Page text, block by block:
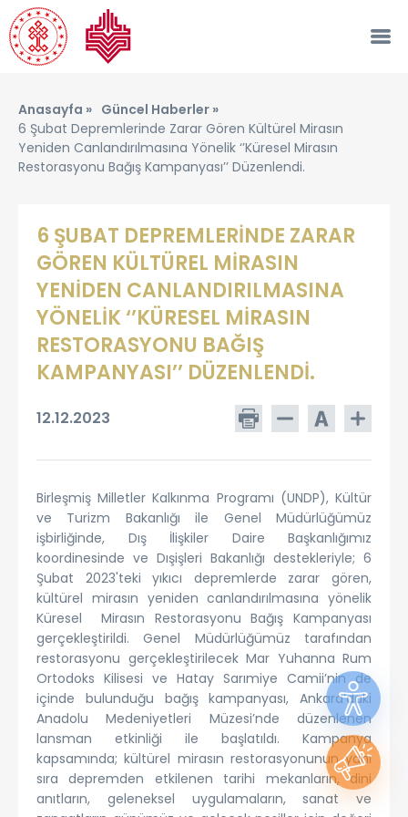
Anasayfa » Güncel Haberler »
6 Şubat Depremlerinde Zarar Gören Kültürel Mirasın
Yeniden Canlandırılmasına Yönelik ‘’küresel Mirasın
Restorasyonu Bağış Kampanyası’’ Düzenlendi.
6 ŞUBAT DEPREMLERİNDE ZARAR
GÖREN KÜLTÜREL MİRASIN
YENİDEN CANLANDIRILMASINA
YÖNELİK ‘’KÜRESEL MİRASIN
RESTORASYONU BAĞIŞ
KAMPANYASI’’ DÜZENLENDİ.
12.12.2023
Birleşmiş Milletler Kalkınma Programı (UNDP), Kültür
ve Turizm Bakanlığı ile Genel Müdürlüğümüz
işbirliğinde, Dış İlişkiler Daire Başkanlığımız
koordinesinde ve Dışişleri Bakanlığı destekleriyle; 6
Şubat 2023'teki yıkıcı depremlerde zarar gören,
kültürel mirasın yeniden canlandırılmasına yönelik
Küresel Mirasın Restorasyonu Bağış Kampanyası
gerçekleştirildi. Genel Müdürlüğümüz tarafından
restorasyonu gerçekleştirilecek Mar Yuhanna Rum
Ortodoks Kilisesi ve Hatay Sarımiye Camii’nin de
içinde bulunduğu bağış kampanyası, Ankara’daki
Anadolu Medeniyetleri Müzesi’nde düzenlenen
lansman etkinliği ile başlatıldı. Kampanya
kapsamında; kültürel mirasın restorasyonunun yanı
sıra depremden etkilenen tarihi mekanların, dini
anıtların, geleneksel uygulamaların, sanat ve